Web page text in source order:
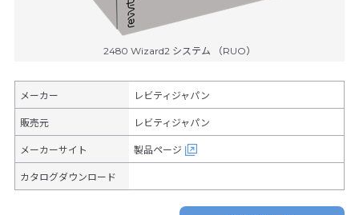
2480 Wizard2 システム （RUO）
メーカー レビティジャパン
販売元 レビティジャパン
メーカーサイト 製品ページ
カタログダウンロード